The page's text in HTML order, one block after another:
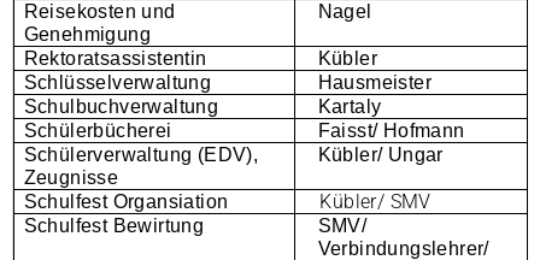
Reisekosten und
Genehmigung
Nagel
Rektoratsassistentin
Kübler
Schlüsselverwaltung
Hausmeister
Schulbuchverwaltung
Kartaly
Schülerbücherei
Faisst/ Hofmann
Schülerverwaltung (EDV),
Zeugnisse
Kübler/ Ungar
Schulfest Organsiation Kübler/ SMV
Schulfest Bewirtung
SMV/
Verbindungslehrer/